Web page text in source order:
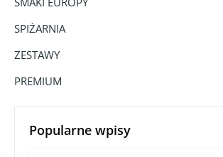
SPIŻARNIA
ZESTAWY
PREMIUM
Popularne wpisy